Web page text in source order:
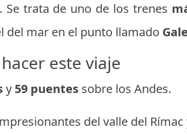
Se trata de uno de los trenes
del mar en el punto llamado
este viaje
y 59 puentes sobre los Andes.
del valle del